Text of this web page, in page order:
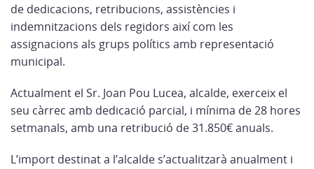
de dedicacions, retribucions, assistències i
indemnitzacions dels regidors així com les
assignacions als grups polítics amb representació
municipal.
Actualment el Sr. Joan Pou Lucea, alcalde, exerceix el
seu càrrec amb dedicació parcial, i mínima de 28 hores
setmanals, amb una retribució de 31.850€ anuals.
L’import destinat a l’alcalde s’actualitzarà anualment i